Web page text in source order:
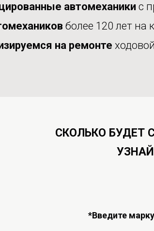
автомеханики с
более 120 лет на
на ремонте
СКОЛЬКО БУДЕТ
*Введите марку